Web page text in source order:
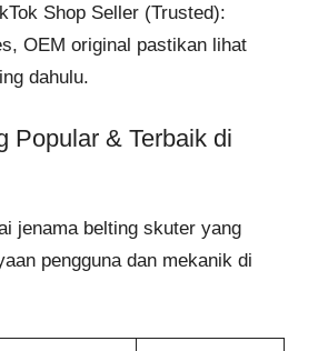
Shop Seller (Trusted):
OEM original pastikan lihat
dahulu.
Popular & Terbaik di
jenama belting skuter yang
pengguna dan mekanik di